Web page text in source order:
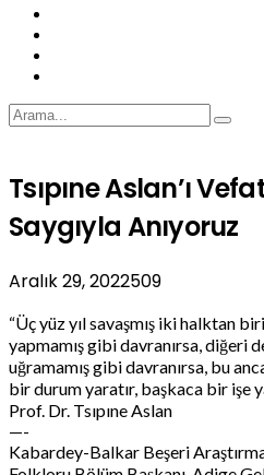
Tsıpıne Aslan’ı
Saygıyla Anıyoruz
Aralık 29, 2022509
“Üç yüz yıl savaşmış iki halktan
yapmamış gibi davranırsa, diğeri
uğramamış gibi davranırsa, bu
bir durum yaratır, başkaca bir işe
Prof. Dr. Tsıpıne Aslan
—-
Kabardey-Balkar Beşeri